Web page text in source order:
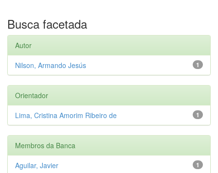
Busca facetada
Autor
1
Nilson, Armando Jesús
Orientador
1
Lima, Cristina Amorim Ribeiro de
Membros da Banca
1
Aguilar, Javier